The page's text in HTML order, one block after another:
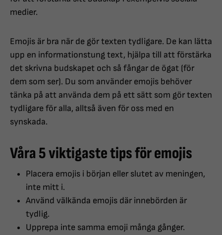
medier.
Emojis är bra när de gör texten tydligare. De kan lätta
upp en informationstung text, hjälpa till att förstärka
det skrivna budskapet och så fångar de ögat (för
dem som ser). Du som använder emojis behöver
tänka på att använda dem på ett sätt som gör texten
tydligare för alla, alltså även för oss med en
synskada.
Våra 5 viktigaste tips för emojis
Placera emojis i början eller slutet av meningen,
inte mitt i.
Använd välkända emojis där innebörden är
tydlig.
Upprepa inte samma emoji många gånger.